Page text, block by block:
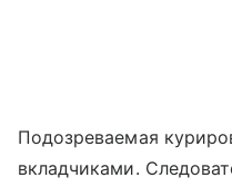
Подозреваемая
вкладчиками.